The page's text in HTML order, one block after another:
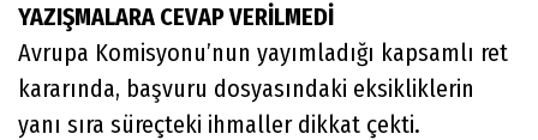
YAZIŞMALARA CEVAP VERİLMEDİ
Avrupa Komisyonu’nun yayımladığı kapsamlı ret
kararında, başvuru dosyasındaki eksikliklerin
yanı sıra süreçteki ihmaller dikkat çekti.